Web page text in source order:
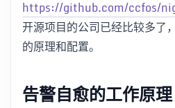
https://github.com/ccfos/
开源项目的公司已经比较多了
的原理和配置。
告警自愈的工作原理